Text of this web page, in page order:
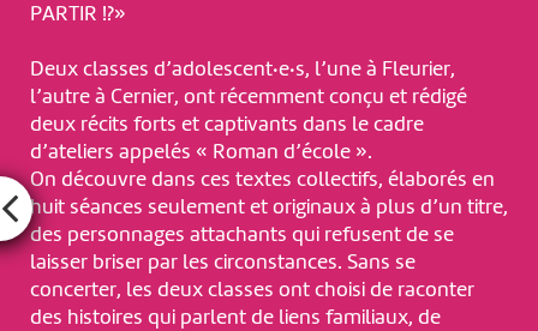
PARTIR !?»
Deux classes d’adolescent·e·s, l’une à Fleurier,
l’autre à Cernier, ont récemment conçu et rédigé
deux récits forts et captivants dans le cadre
d’ateliers appelés « Roman d’école ».
On découvre dans ces textes collectifs, élaborés en
huit séances seulement et originaux à plus d’un titre,
des personnages attachants qui refusent de se
laisser briser par les circonstances. Sans se
concerter, les deux classes ont choisi de raconter
des histoires qui parlent de liens familiaux, de